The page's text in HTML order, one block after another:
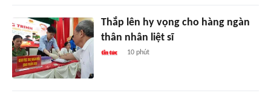
Thắp lên hy vọng cho hàng ngàn
thân nhân liệt sĩ
10 phút